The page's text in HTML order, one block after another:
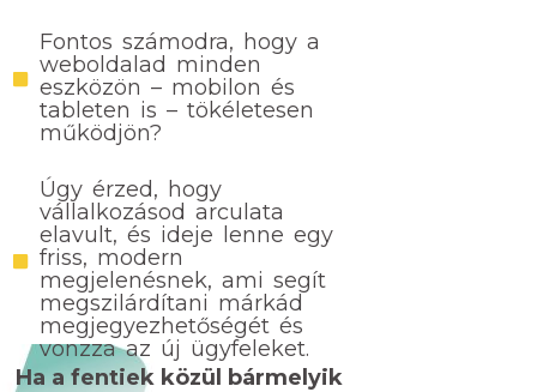
Fontos számodra, hogy a
weboldalad minden
eszközön – mobilon és
tableten is – tökéletesen
működjön?
Úgy érzed, hogy
vállalkozásod arculata
elavult, és ideje lenne egy
friss, modern
megjelenésnek, ami segít
megszilárdítani márkád
megjegyezhetőségét és
vonzza az új ügyfeleket.
Ha a fentiek közül bármelyik